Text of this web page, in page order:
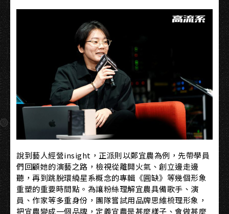
說到藝人經營insight，正派則以鄭宜農為例，先帶學員
們回顧她的演藝之路，檢視從離開火氣、創立邊走邊
聽，再到跳脫環繞星系概念的專輯《圓缺》等幾個形象
重塑的重要時間點。為讓粉絲理解宜農具備歌手、演
員、作家等多重身份，團隊嘗試用品牌思維梳理形象，
把宜農變成一個品牌，定義宜農是甚麼樣子、會做甚麼